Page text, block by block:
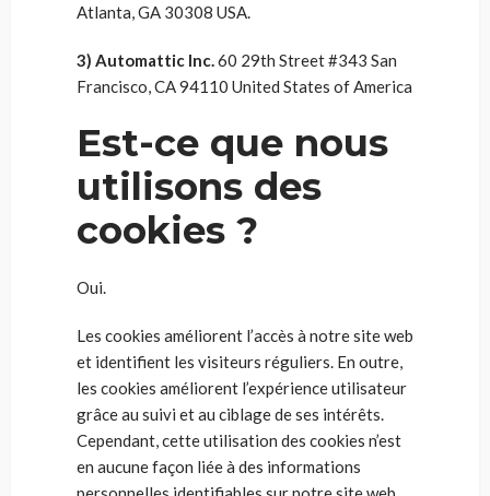
Atlanta, GA 30308 USA.
3) Automattic Inc.60 29th Street #343 San
Francisco, CA 94110 United States of America
Est-ce que nous
utilisons des
cookies ?
Oui.
Les cookies améliorent l’accès à notre site web
et identifient les visiteurs réguliers. En outre,
les cookies améliorent l’expérience utilisateur
grâce au suivi et au ciblage de ses intérêts.
Cependant, cette utilisation des cookies n’est
en aucune façon liée à des informations